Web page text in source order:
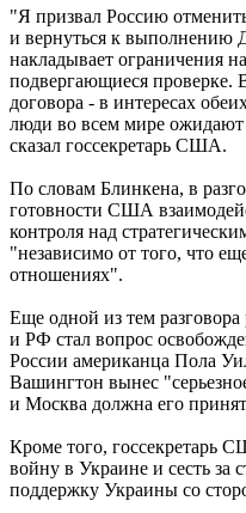
"Я призвал Россию
и вернуться к выполнению
накладывает ограничения
подвергающиеся проверке.
договора - в интересах
люди во всем мире ожидают
сказал госсекретарь США.
По словам Блинкена, в
готовности США
контроля над
"независимо от того, что
отношениях".
Еще одной из тем
и РФ стал вопрос
России американца Пола
Вашингтон вынес
и Москва должна его
Кроме того, госсекретарь
войну в Украине и сесть за
поддержку Украины со